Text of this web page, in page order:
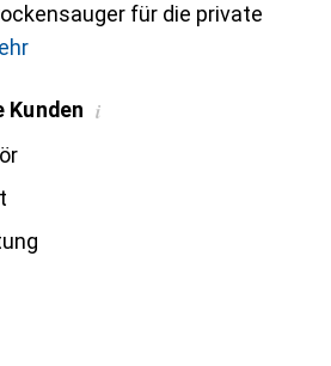
für die private
Kunden i